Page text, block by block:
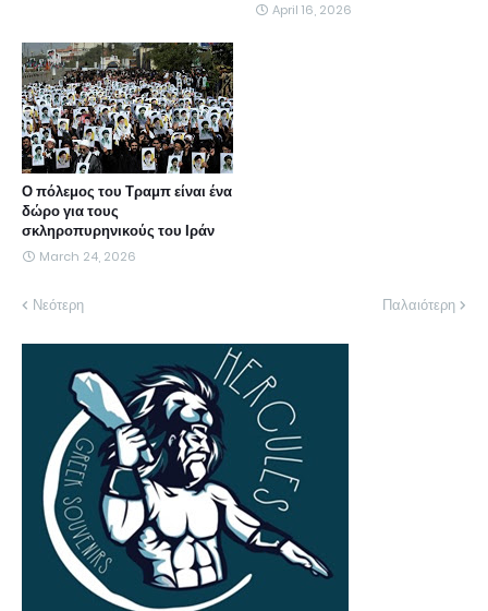
April 16, 2026
Ο πόλεμος του Τραμπ είναι ένα
δώρο για τους
σκληροπυρηνικούς του Ιράν
March 24, 2026
Νεότερη Παλαιότερη